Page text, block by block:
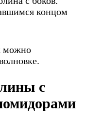
концом
можно
с